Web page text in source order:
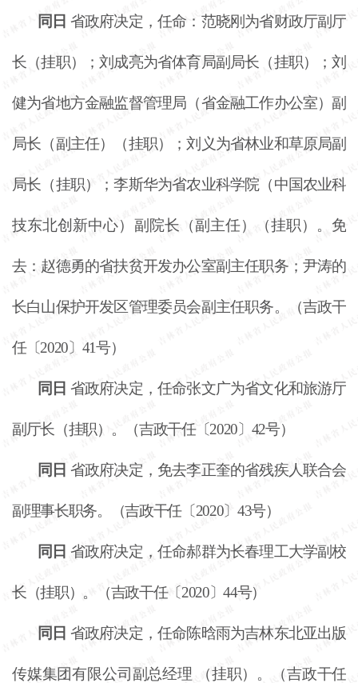
同日 省政府决定，任命：范晓刚为省财政厅副厅
长（挂职）；刘成亮为省体育局副局长（挂职）；刘
健为省地方金融监督管理局（省金融工作办公室）副
局长（副主任）（挂职）；刘义为省林业和草原局副
局长（挂职）；李斯华为省农业科学院（中国农业科
技东北创新中心）副院长（副主任）（挂职）。免
去：赵德勇的省扶贫开发办公室副主任职务；尹涛的
长白山保护开发区管理委员会副主任职务。（吉政干
任〔2020〕41号）
同日 省政府决定，任命张文广为省文化和旅游厅
副厅长（挂职）。（吉政干任〔2020〕42号）
同日 省政府决定，免去李正奎的省残疾人联合会
副理事长职务。（吉政干任〔2020〕43号）
同日 省政府决定，任命郝群为长春理工大学副校
长（挂职）。（吉政干任〔2020〕44号）
同日 省政府决定，任命陈晗雨为吉林东北亚出版
传媒集团有限公司副总经理 （挂职）。（吉政干任